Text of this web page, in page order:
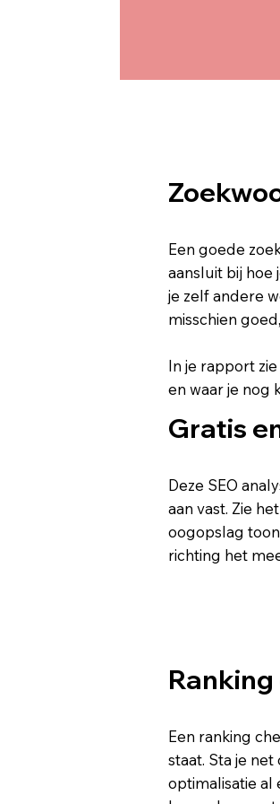
Een goede
aansluit bij hoe
je zelf andere
misschien
In je rapport
en waar je nog
Gratis
Deze SEO
aan vast. Zie
oogopslag
richting het
Ranking
Een ranking
staat. Sta je
optimalisatie al